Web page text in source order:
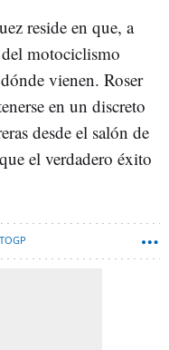
reside en que, a
del motociclismo
vienen. Roser
en un discreto
desde el salón de
el verdadero éxito